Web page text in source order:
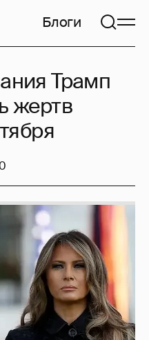
Блоги
Трамп
жертв